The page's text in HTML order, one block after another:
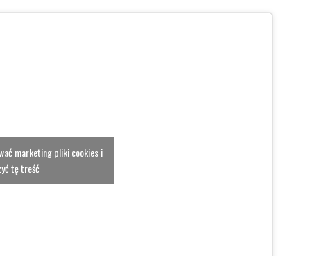
marketing pliki cookies i
tę treść